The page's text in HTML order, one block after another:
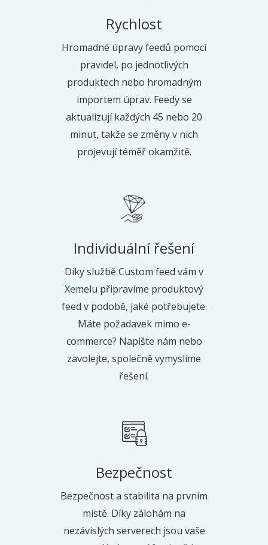
Rychlost
Hromadné úpravy feedů pomocí
pravidel, po jednotlivých
produktech nebo hromadným
importem úprav. Feedy se
aktualizují každých 45 nebo 20
minut, takže se změny v nich
projevují téměř okamžitě.
Individuální řešení
Díky službě Custom feed vám v
Xemelu připravíme produktový
feed v podobě, jaké potřebujete.
Máte požadavek mimo e-
commerce? Napište nám nebo
zavolejte, společně vymyslíme
řešení.
Bezpečnost
Bezpečnost a stabilita na prvním
místě. Díky zálohám na
nezávislých serverech jsou vaše